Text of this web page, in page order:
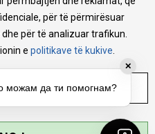
pjesë e portfolios sonë, por
në gjendje në çdo çast.
për të përmirësuar
për të analizuar trafikun.
e politikave të kukive
✕
можам да ти помогнам?